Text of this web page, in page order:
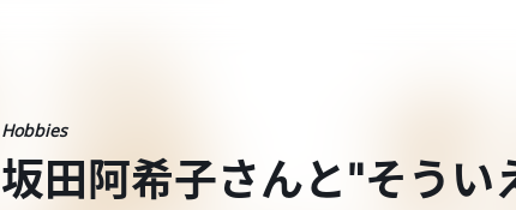
Hobbies
坂田阿希子さんと"そう